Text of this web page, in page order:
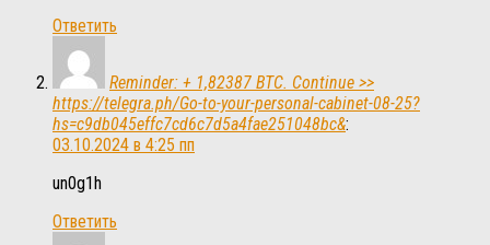
Ответить
Reminder: + 1,82387 BTC. Continue >>
https://telegra.ph/Go-to-your-personal-cabinet-08-25?
hs=c9db045effc7cd6c7d5a4fae251048bc&:
03.10.2024 в 4:25 пп
un0g1h
Ответить